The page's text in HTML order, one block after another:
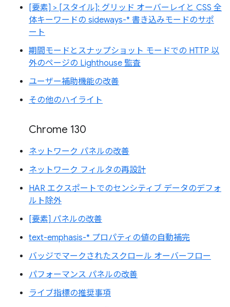
[要素] > [スタイル]: グリッド オーバーレイと CSS 全
体キーワードの sideways-* 書き込みモードのサポ
ート
期間モードとスナップショット モードでの HTTP 以
外のページの Lighthouse 監査
ユーザー補助機能の改善
その他のハイライト
Chrome 130
ネットワーク パネルの改善
ネットワーク フィルタの再設計
HAR エクスポートでのセンシティブ データのデフォ
ルト除外
[要素] パネルの改善
text-emphasis-* プロパティの値の自動補完
バッジでマークされたスクロール オーバーフロー
パフォーマンス パネルの改善
ライブ指標の推奨事項